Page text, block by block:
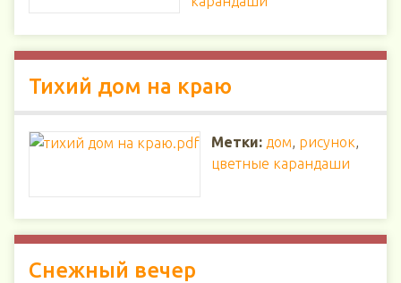
Тихий дом на краю
Метки: дом, рисунок,
цветные карандаши
Снежный вечер